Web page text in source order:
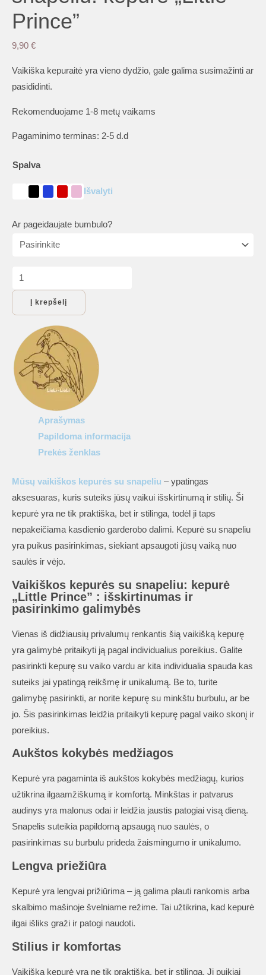
Prince”
9,90 €
Vaikiška kepuraitė yra vieno dydžio, gale galima susimažinti ar
pasididinti.
Rekomenduojame 1-8 metų vaikams
Pagaminimo terminas: 2-5 d.d
Spalva
Išvalyti
Ar pageidaujate bumbulo?
produkto
kiekis:
Vaikiškos
snapeliu:
kepurė
„Little
Prince”
Į krepšelį
Aprašymas
Papildoma informacija
Prekės ženklas
Mūsų vaikiškos kepurės su snapeliu – ypatingas
aksesuaras, kuris suteiks jūsų vaikui išskirtinumą ir stilių. Ši
kepurė yra ne tik praktiška, bet ir stilinga, todėl ji taps
nepakeičiama kasdienio garderobo dalimi. Kepurė su snapeliu
yra puikus pasirinkimas, siekiant apsaugoti jūsų vaiką nuo
saulės ir vėjo.
Vaikiškos kepurės su snapeliu: kepurė
„Little Prince” : išskirtinumas ir
pasirinkimo galimybės
Vienas iš didžiausių privalumų renkantis šią vaikišką kepurę
yra galimybė pritaikyti ją pagal individualius poreikius. Galite
pasirinkti kepurę su vaiko vardu ar kita individualia spauda kas
suteiks jai ypatingą reikšmę ir unikalumą. Be to, turite
galimybę pasirinkti, ar norite kepurę su minkštu burbulu, ar be
jo. Šis pasirinkimas leidžia pritaikyti kepurę pagal vaiko skonį ir
poreikius.
Aukštos kokybės medžiagos
Kepurė yra pagaminta iš aukštos kokybės medžiagų, kurios
užtikrina ilgaamžiškumą ir komfortą. Minkštas ir patvarus
audinys yra malonus odai ir leidžia jaustis patogiai visą dieną.
Snapelis suteikia papildomą apsaugą nuo saulės, o
pasirinkimas su burbulu prideda žaismingumo ir unikalumo.
Lengva priežiūra
Kepurė yra lengvai prižiūrima – ją galima plauti rankomis arba
skalbimo mašinoje švelniame režime. Tai užtikrina, kad kepurė
ilgai išliks graži ir patogi naudoti.
Stilius ir komfortas
Vaikiška kepurė yra ne tik praktiška, bet ir stilinga. Ji puikiai